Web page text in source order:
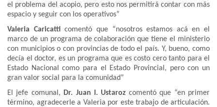
el problema del acopio, pero esto nos permitirá contar con más
espacio y seguir con los operativos”
Valeria Caricatticomentó que “nosotros estamos acá en el
marco de un programa de colaboración que tiene el ministerio
con municipios o con provincias de todo el país. Y, bueno, como
decía el doctor, es un programa que es costo cero tanto para el
Estado Nacional como para el Estado Provincial, pero con un
gran valor social para la comunidad”
El jefe comunal,
Dr. Juan I. Ustaroz comentó que “en primer
término, agradecerle a Valeria por este trabajo de articulación.